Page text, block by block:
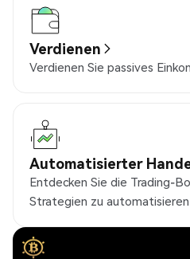
Verdienen
Verdienen Sie passives
Automatisierter
Entdecken Sie die Trading-
Strategien zu